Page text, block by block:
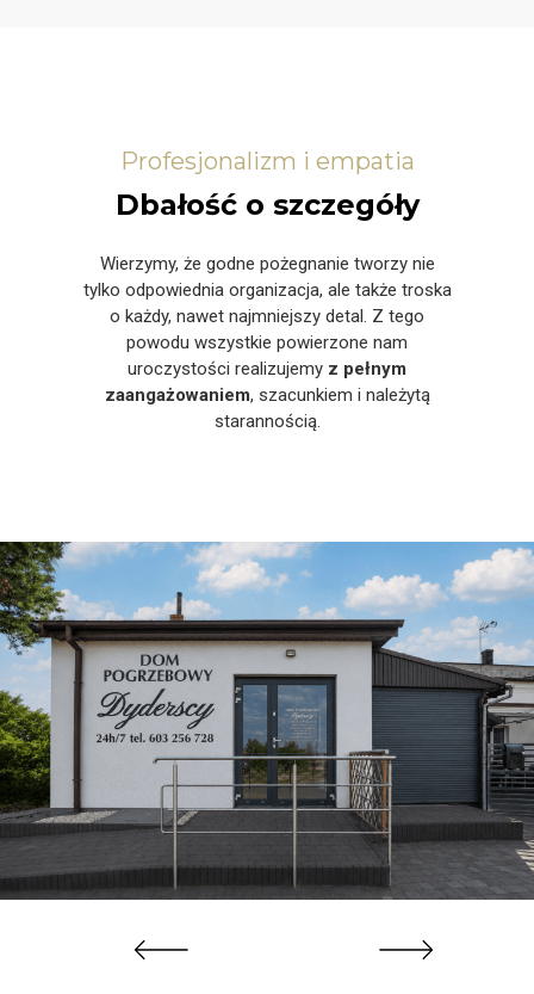
Profesjonalizm i empatia
Dbałość o szczegóły
Wierzymy, że godne pożegnanie tworzy nie
tylko odpowiednia organizacja, ale także troska
o każdy, nawet najmniejszy detal. Z tego
powodu wszystkie powierzone nam
uroczystości realizujemy z pełnym
zaangażowaniem, szacunkiem i należytą
starannością.